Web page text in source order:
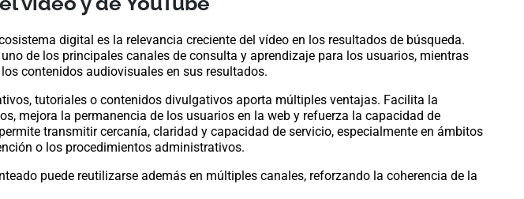
digital es la relevancia creciente del vídeo en los resultados de búsqueda.
de los principales canales de consulta y aprendizaje para los usuarios, mientras
contenidos audiovisuales en sus resultados.
tutoriales o contenidos divulgativos aporta múltiples ventajas. Facilita la
mejora la permanencia de los usuarios en la web y refuerza la capacidad de
transmitir cercanía, claridad y capacidad de servicio, especialmente en ámbitos
o los procedimientos administrativos.
puede reutilizarse además en múltiples canales, reforzando la coherencia de la